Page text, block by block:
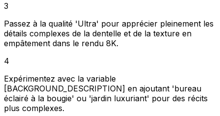
3
Passez à la qualité 'Ultra' pour apprécier pleinement les
détails complexes de la dentelle et de la texture en
empâtement dans le rendu 8K.
4
Expérimentez avec la variable
[BACKGROUND_DESCRIPTION] en ajoutant 'bureau
éclairé à la bougie' ou 'jardin luxuriant' pour des récits
plus complexes.